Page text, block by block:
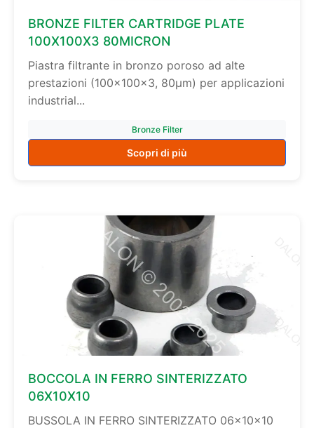
BRONZE FILTER CARTRIDGE PLATE
100X100X3 80MICRON
Piastra filtrante in bronzo poroso ad alte
prestazioni (100x100x3, 80µm) per applicazioni
industrial...
Bronze Filter
Scopri di più
BOCCOLA IN FERRO SINTERIZZATO
06X10X10
BUSSOLA IN FERRO SINTERIZZATO 06×10×10